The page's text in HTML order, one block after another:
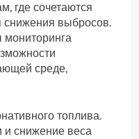
где сочетаются
снижения выбросов.
среде,
топлива.
и снижение веса